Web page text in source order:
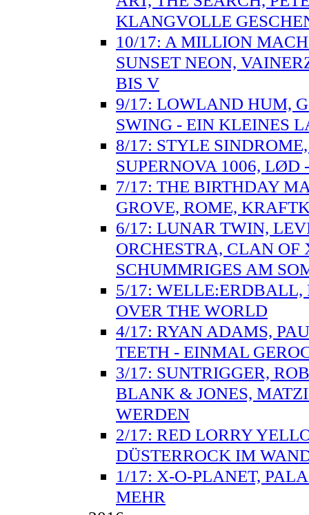
KLANGVOLLE
10/17: A MILLION
SUNSET NEON,
BIS V
9/17: LOWLAND HUM,
SWING - EIN KLEINES
8/17: STYLE
SUPERNOVA 1006,
7/17: THE BIRTHDAY
GROVE, ROME,
6/17: LUNAR TWIN,
ORCHESTRA, CLAN
SCHUMMRIGES AM
5/17: WELLE:ERDBALL,
OVER THE WORLD
4/17: RYAN ADAMS,
TEETH - EINMAL
3/17: SUNTRIGGER,
BLANK & JONES,
WERDEN
2/17: RED LORRY
DÜSTERROCK IM
1/17: X-O-PLANET,
MEHR